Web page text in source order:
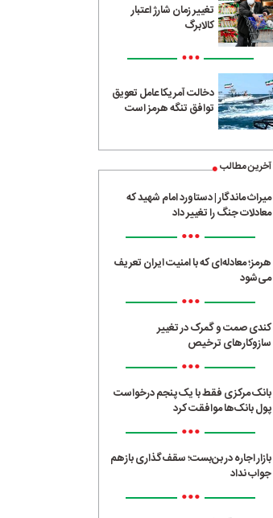
تغییر زمان شارژ اعتبار
کالابرگ
•••
دخالت آمریکا عامل تعویق
توافق تنگه هرمز است
آخرین مطالب
میراث ماندگار | دستاورد امام شهید که
معادلات جنگ را تغییر داد
•••
هرمز؛ معادله‌ای که با امنیت ایران تعریف
می‌شود
•••
کندی صمت و گمرک در تغییر
سازوکارهای ترخیص
•••
بانک مرکزی فقط با یک‌ پنجم درخواست
پول بانک‌ها موافقت کرد
•••
بازار اجاره در بن‌بست؛ سقف‌گذاری بازهم
جواب نداد
•••